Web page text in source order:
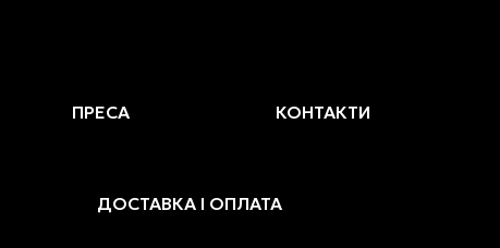
ПРЕСА КОНТАКТИ
ДОСТАВКА І ОПЛАТА